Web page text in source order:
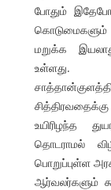
போதும்
மறுக்க
உள்ளது.
உயிரிழந்த
தொடராமல்
பொறுப்புள்ள
ஆர்வலர்களும்